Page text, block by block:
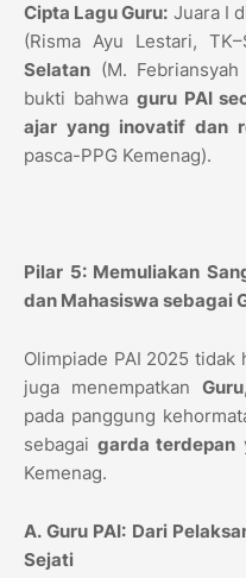
Cipta Lagu Guru: Juara I
(Risma Ayu Lestari,
Selatan (M.
bukti bahwa guru PAI
ajar yang inovatif dan
pasca-PPG Kemenag).
Pilar 5: Memuliakan
dan Mahasiswa sebagai
Olimpiade PAI 2025 tidak
juga menempatkan
pada panggung
sebagai garda terdepan
Kemenag.
A. Guru PAI: Dari
Sejati